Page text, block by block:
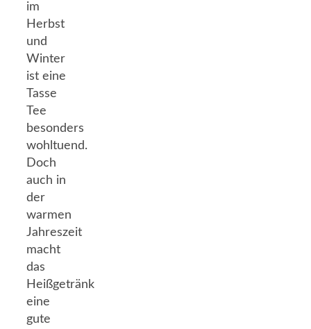
im
Herbst
und
Winter
ist eine
Tasse
Tee
besonders
wohltuend.
Doch
auch in
der
warmen
Jahreszeit
macht
das
Heißgetränk
eine
gute